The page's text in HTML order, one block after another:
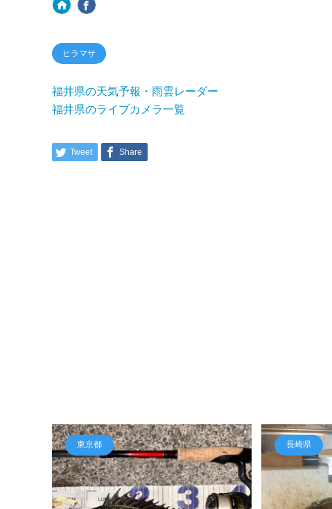
ヒラマサ
福井県の天気予報・雨雲レーダー
福井県のライブカメラ一覧
Tweet Share
東京都 長崎県